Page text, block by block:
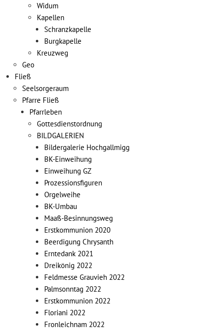
Widum
Kapellen
Schranzkapelle
Burgkapelle
Kreuzweg
Geo
Fließ
Seelsorgeraum
Pfarre Fließ
Pfarrleben
Gottesdienstordnung
BILDGALERIEN
Bildergalerie Hochgallmigg
BK-Einweihung
Einweihung GZ
Prozessionsfiguren
Orgelweihe
BK-Umbau
Maaß-Besinnungsweg
Erstkommunion 2020
Beerdigung Chrysanth
Erntedank 2021
Dreikönig 2022
Feldmesse Grauvieh 2022
Palmsonntag 2022
Erstkommunion 2022
Floriani 2022
Fronleichnam 2022